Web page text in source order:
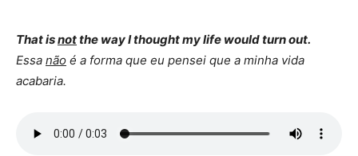
That isnotthe way I thought my life would turn out.
Essa não é a forma que eu pensei que a minha vida
acabaria.